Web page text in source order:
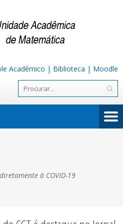
Acadêmico | Biblioteca | Moodle
à COVID-19